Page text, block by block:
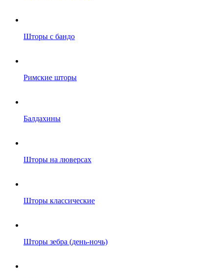
Шторы с бандо
Римские шторы
Балдахины
Шторы на люверсах
Шторы классические
Шторы зебра (день-ночь)